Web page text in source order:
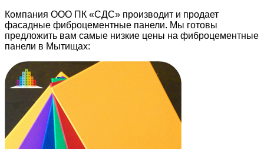
Компания ООО ПК «СДС» производит и продает
фасадные фиброцементные панели. Мы готовы
предложить вам самые низкие цены на фиброцементные
панели в Мытищах: